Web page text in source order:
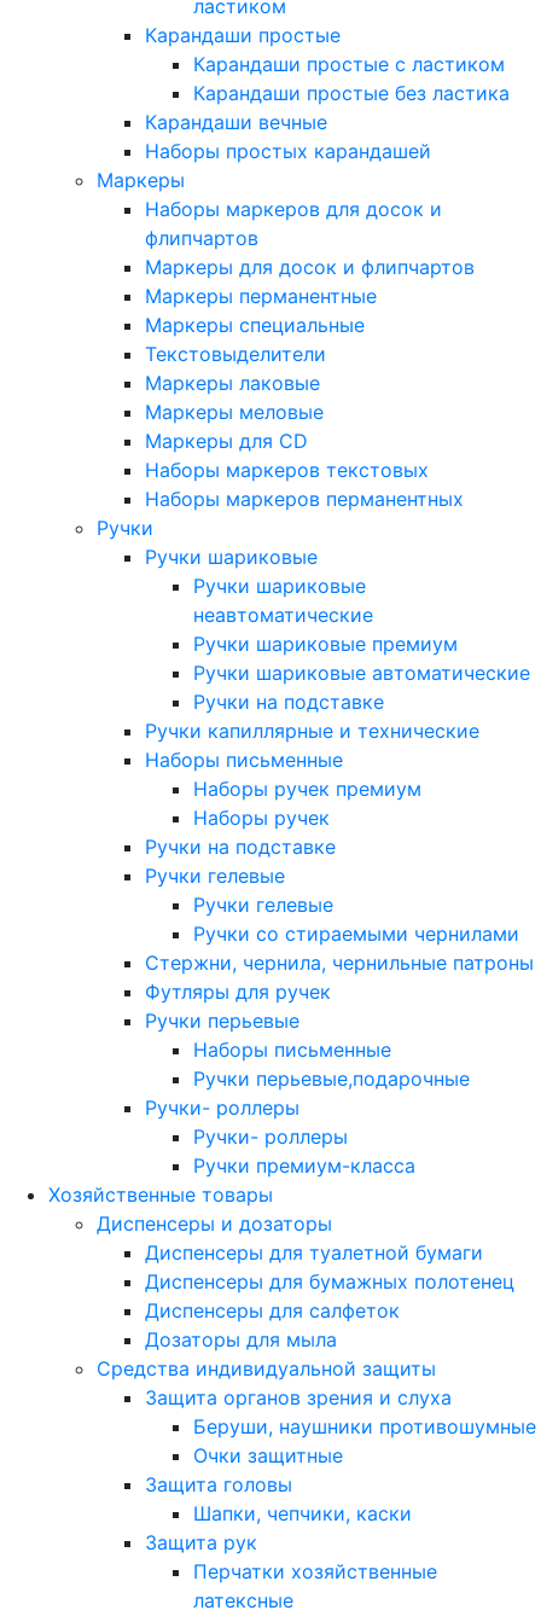
ластиком
Карандаши простые
Карандаши простые с ластиком
Карандаши простые без ластика
Карандаши вечные
Наборы простых карандашей
Маркеры
Наборы маркеров для досок и
флипчартов
Маркеры для досок и флипчартов
Маркеры перманентные
Маркеры специальные
Текстовыделители
Маркеры лаковые
Маркеры меловые
Маркеры для CD
Наборы маркеров текстовых
Наборы маркеров перманентных
Ручки
Ручки шариковые
Ручки шариковые
неавтоматические
Ручки шариковые премиум
Ручки шариковые автоматические
Ручки на подставке
Ручки капиллярные и технические
Наборы письменные
Наборы ручек премиум
Наборы ручек
Ручки на подставке
Ручки гелевые
Ручки гелевые
Ручки со стираемыми чернилами
Стержни, чернила, чернильные патроны
Футляры для ручек
Ручки перьевые
Наборы письменные
Ручки перьевые,подарочные
Ручки- роллеры
Ручки- роллеры
Ручки премиум-класса
Хозяйственные товары
Диспенсеры и дозаторы
Диспенсеры для туалетной бумаги
Диспенсеры для бумажных полотенец
Диспенсеры для салфеток
Дозаторы для мыла
Средства индивидуальной защиты
Защита органов зрения и слуха
Беруши, наушники противошумные
Очки защитные
Защита головы
Шапки, чепчики, каски
Защита рук
Перчатки хозяйственные
латексные